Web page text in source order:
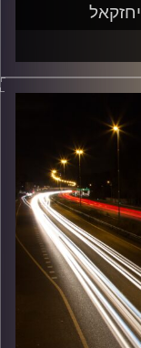
אותנו